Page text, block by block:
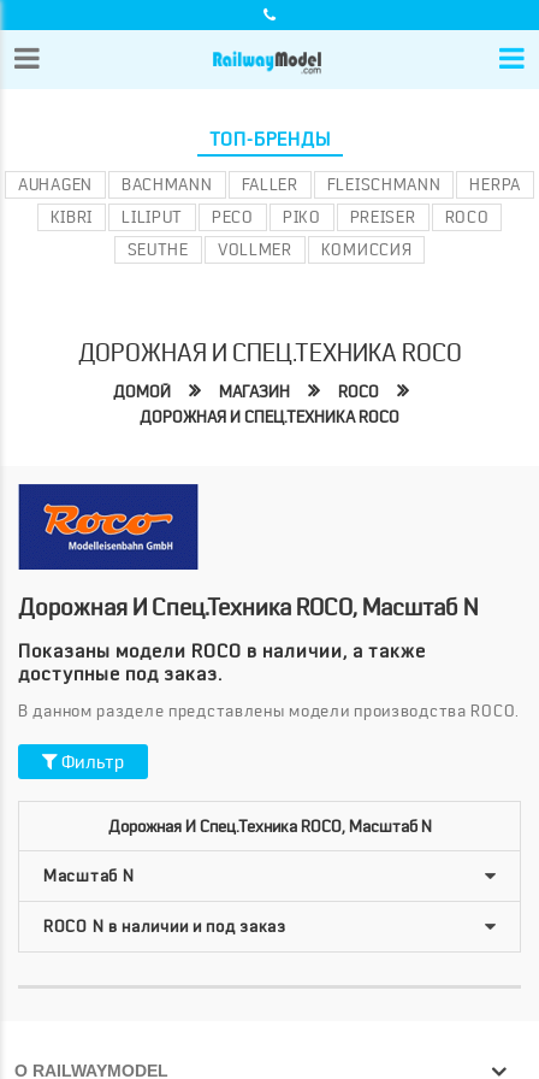
ТОП-БРЕНДЫ
AUHAGEN BACHMANN FALLER FLEISCHMANN
HERPA
KIBRI
LILIPUT PECO PIKO PREISER
ROCO
SEUTHE
VOLLMER КОМИССИЯ
ДОРОЖНАЯ И СПЕЦ.ТЕХНИКА ROCO
ДОМОЙ МАГАЗИН
ROCO
ДОРОЖНАЯ И СПЕЦ.ТЕХНИКА ROCO
Дорожная И Спец.техника ROCO, Масштаб N
Показаны модели ROCO в наличии, а также
доступные под заказ.
В данном разделе представлены модели производства ROCO.
Фильтр
Дорожная И Спец.техника ROCO, Масштаб N
О RAILWAYMODEL